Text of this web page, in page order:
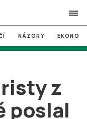
search
NÁZORY
z
poslal